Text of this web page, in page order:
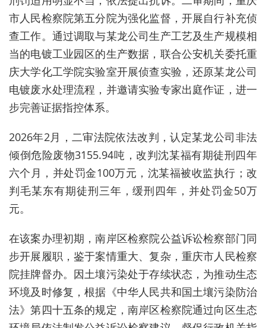
市人民检察院第五分院为强化监督，开展自行补充侦
查工作。通过调取与某龙公司生产工艺及生产规模相
当的电镀工业园区的生产数据，联合公安机关委托重
庆大学化工学院实验室开展侦查实验，还原某龙公司
电镀废水处理流程，并邀请实验专家出庭作证，进一
步完善证据指控体系。
2026年2月，二审法院依法改判，认定某龙公司非法
倾倒危险废物3155.94吨，改判沈某福有期徒刑四年
六个月，并处罚金100万元，沈某福被收监执行；改
判毛某东有期徒刑三年，缓刑四年，并处罚金50万
元。
在该案办理初期，南岸区检察院公益诉讼检察部门同
步开展履职，鉴于案情重大、复杂，重庆市人民检察
院挂牌督办。因土壤污染处于存续状态，为推动生态
环境及时修复，根据《中华人民共和国土壤污染防治
法》第四十五条的规定，南岸区检察院通过向区生态